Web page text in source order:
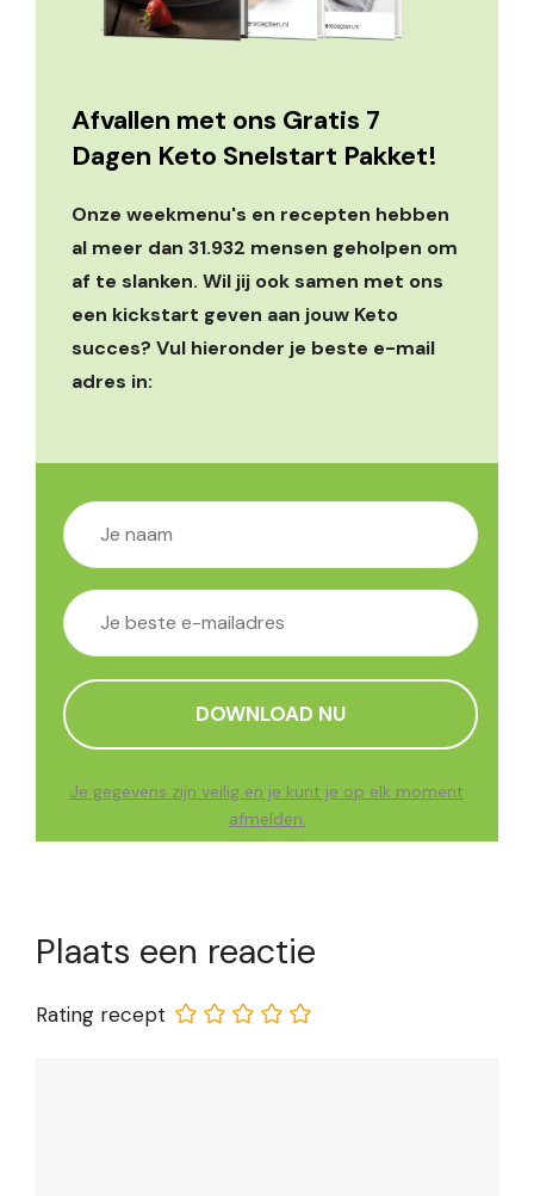
Afvallen met ons Gratis 7
Dagen Keto Snelstart Pakket!
Onze weekmenu's en recepten hebben
al meer dan 31.932 mensen geholpen om
af te slanken. Wil jij ook samen met ons
een kickstart geven aan jouw Keto
succes? Vul hieronder je beste e-mail
adres in:
Je gegevens zijn veilig en je kunt je op elk moment
afmelden.
Plaats een reactie
Rating recept